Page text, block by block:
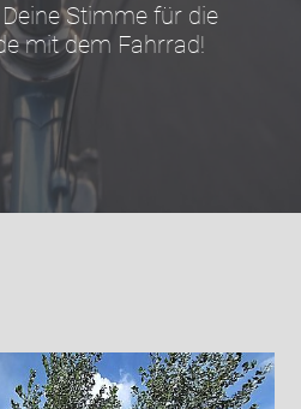
Stimme für die
mit dem Fahrrad!